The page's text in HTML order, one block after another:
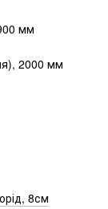
мм
2000 мм
8см